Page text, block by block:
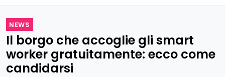
NEWS
Il borgo che accoglie gli smart
worker gratuitamente: ecco come
candidarsi